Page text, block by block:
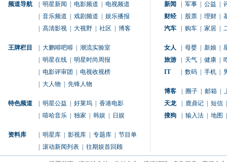
频道导航 明星新闻 电影频道
电视频道
音乐频道 戏剧频道
娱乐播报
高清影视 大视野 社区 博客
王牌栏目 大鹏嘚吧嘚
潮流实验室
明星在线
明星时尚周报
电影评审团
电视收视榜
大人物 先锋人物
特色频道 明星公益 好莱坞
香港电影
嘻哈音乐 独家 韩娱 日娱
资料库 明星库 影视库 专题库
节目单
滚动新闻列表 往期娱首回顾
新闻 军事 公益
财经
股票 理财
汽车
购车 家居
女人 母婴 新娘
旅游
天气 健康
IT
数码 手机
博客 圈子 邮箱
天龙
鹿鼎记 短信
搜狗
输入法 地图